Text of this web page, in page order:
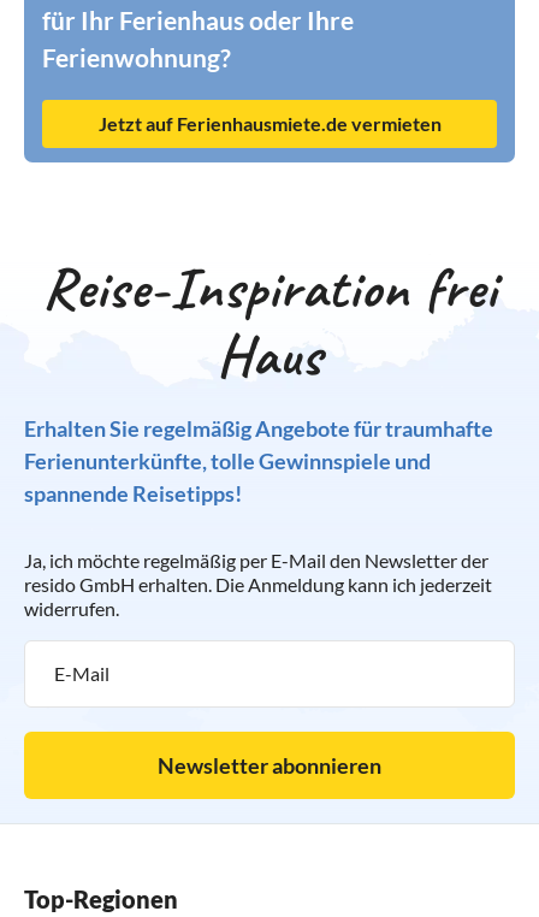
für Ihr Ferienhaus oder Ihre
Ferienwohnung?
Jetzt auf Ferienhausmiete.de vermieten
Reise-Inspiration frei
Haus
Erhalten Sie regelmäßig Angebote für traumhafte
Ferienunterkünfte, tolle Gewinnspiele und
spannende Reisetipps!
Ja, ich möchte regelmäßig per E-Mail den Newsletter der
resido GmbH erhalten. Die Anmeldung kann ich jederzeit
widerrufen.
Newsletter abonnieren
Top-Regionen